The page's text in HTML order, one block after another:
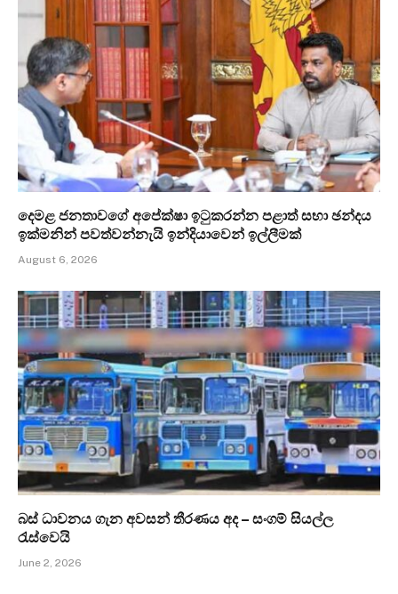
දෙමළ ජනතාවගේ අපේක්ෂා ඉටුකරන්න පළාත් සභා ඡන්දය
ඉක්මනින් පවත්වන්නැයි ඉන්දියාවෙන් ඉල්ලීමක්
August 6, 2026
බස් ධාවනය ගැන අවසන් තීරණය අද – සංගම් සියල්ල
රැස්වෙයි
June 2, 2026